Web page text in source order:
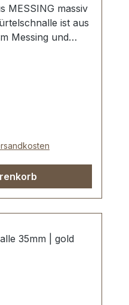
MESSING massiv
ist aus
Messing und